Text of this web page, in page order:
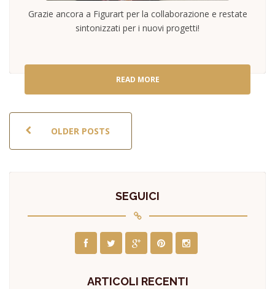
Grazie ancora a Figurart per la collaborazione e restate
sintonizzati per i nuovi progetti!
READ MORE
POSTS NAVIGATION
OLDER POSTS
SEGUICI
ARTICOLI RECENTI